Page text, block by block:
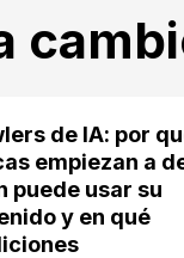
de IA: por
empiezan a
puede usar su
y en qué